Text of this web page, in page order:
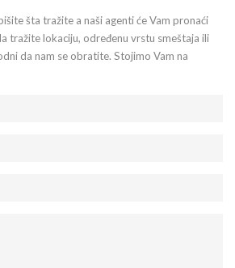
šta tražite a naši agenti će Vam pronaći
tražite lokaciju, određenu vrstu smeštaja ili
da nam se obratite. Stojimo Vam na